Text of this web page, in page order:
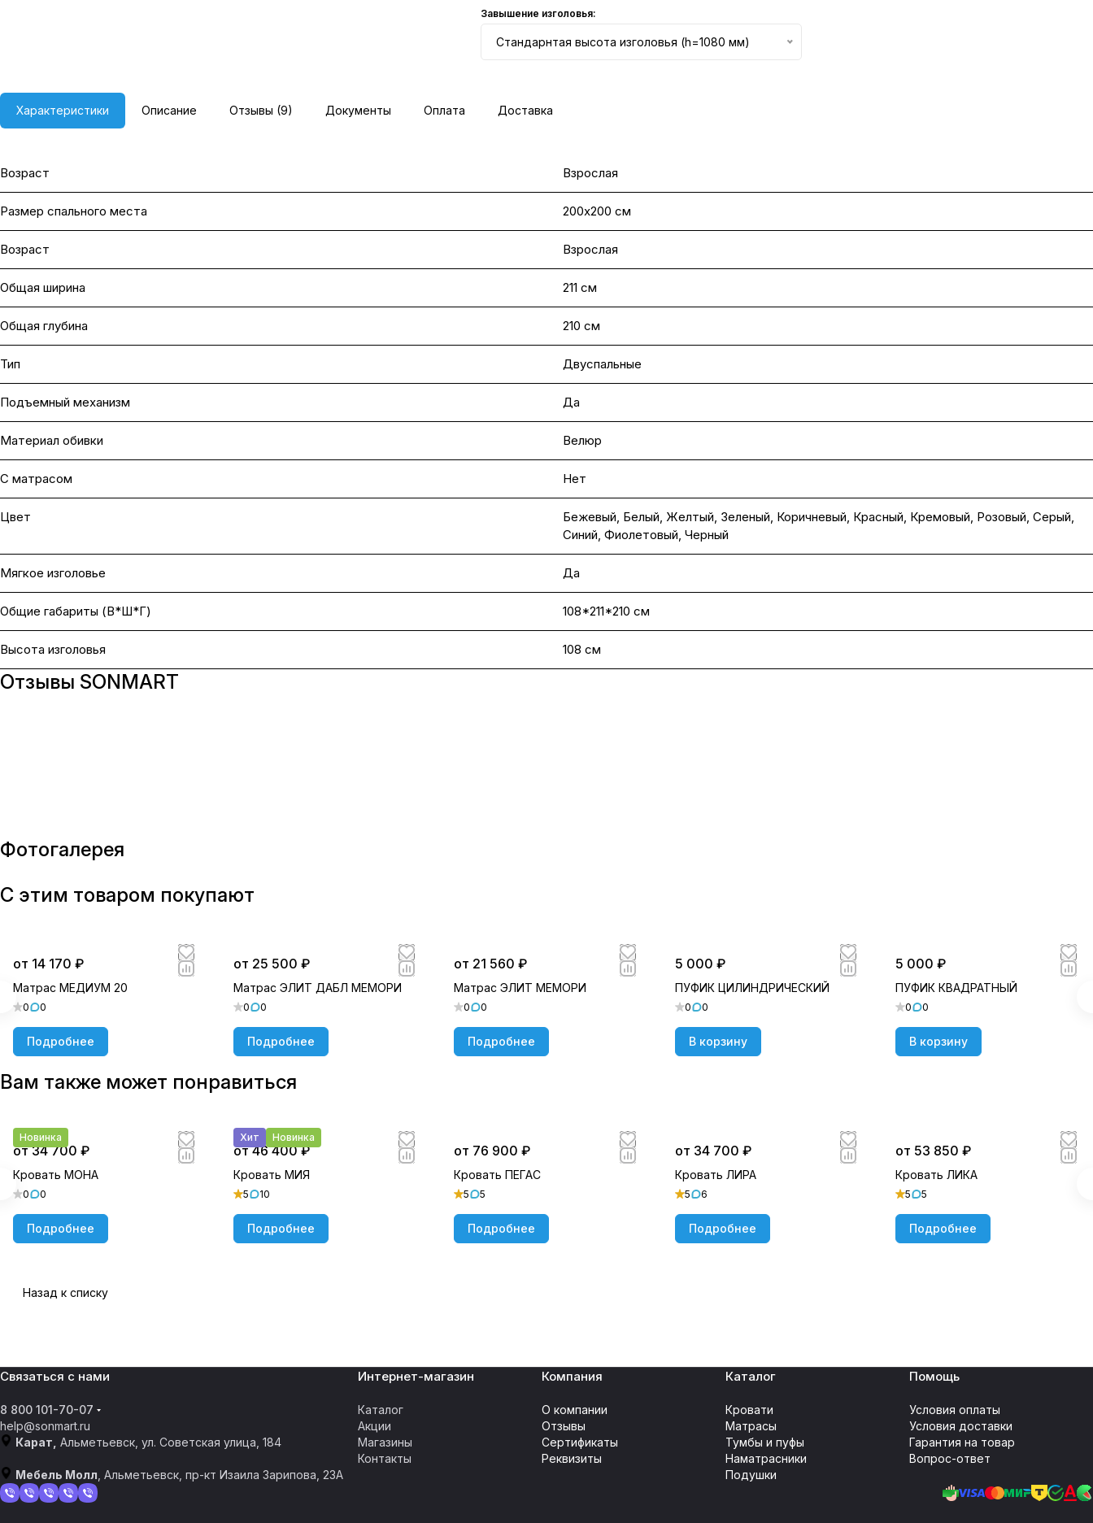
Завышение изголовья:
Стандарнтая высота изголовья (h=1080 мм)
Характеристики Описание Отзывы (9) Документы Оплата Доставка
Возраст Взрослая
Размер спального места 200х200 см
Возраст Взрослая
Общая ширина 211 см
Общая глубина 210 см
Тип Двуспальные
Подъемный механизм Да
Материал обивки Велюр
С матрасом Нет
Цвет Бежевый, Белый, Желтый, Зеленый, Коричневый, Красный, Кремовый, Розовый, Серый,
Синий, Фиолетовый, Черный
Мягкое изголовье Да
Общие габариты (В*Ш*Г) 108*211*210 см
Высота изголовья 108 см
Отзывы SONMART
Фотогалерея
С этим товаром покупают
от 14 170 ₽
Матрас МЕДИУМ 20
0 0
Подробнее
от 25 500 ₽
Матрас ЭЛИТ ДАБЛ МЕМОРИ
0 0
Подробнее
от 21 560 ₽
Матрас ЭЛИТ МЕМОРИ
0 0
Подробнее
5 000 ₽
ПУФИК ЦИЛИНДРИЧЕСКИЙ
0 0
В корзину
5 000 ₽
ПУФИК КВАДРАТНЫЙ
0 0
В корзину
Вам также может понравиться
Новинка
от 34 700 ₽
Кровать МОНА
0 0
Подробнее
Хит Новинка
от 46 400 ₽
Кровать МИЯ
5 10
Подробнее
от 76 900 ₽
Кровать ПЕГАС
5 5
Подробнее
от 34 700 ₽
Кровать ЛИРА
5 6
Подробнее
от 53 850 ₽
Кровать ЛИКА
5 5
Подробнее
Назад к списку
Связаться с нами
8 800 101-70-07
help@sonmart.ru
Карат, Альметьевск, ул. Советская улица, 184
Мебель Молл , Альметьевск, пр-кт Изаила Зарипова, 23А
Интернет-магазин
Каталог
Акции
Магазины
Контакты
Компания
О компании
Отзывы
Сертификаты
Реквизиты
Каталог
Кровати
Матрасы
Тумбы и пуфы
Наматрасники
Подушки
Помощь
Условия оплаты
Условия доставки
Гарантия на товар
Вопрос-ответ